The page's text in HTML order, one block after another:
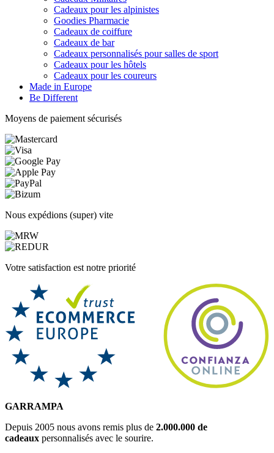
Cadeaux pour les alpinistes
Goodies Pharmacie
Cadeaux de coiffure
Cadeaux de bar
Cadeaux personnalisés pour salles de sport
Cadeaux pour les hôtels
Cadeaux pour les coureurs
Made in Europe
Be Different
Moyens de paiement sécurisés
Nous expédions (super) vite
Votre satisfaction est notre priorité
GARRAMPA
Depuis 2005 nous avons remis plus de 2.000.000 de
cadeaux personnalisés avec le sourire.